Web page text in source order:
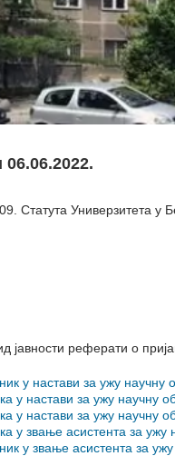
06.06.2022.
Статута Универзитета
јавности реферати о
у настави за ужу
у настави за ужу
у настави за ужу
у звање асистента за
у звање асистента